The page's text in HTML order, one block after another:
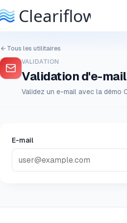
Tous les utilitaires
VALIDATION
Validation d'e-mail
Validez un e-mail avec la démo
E-mail